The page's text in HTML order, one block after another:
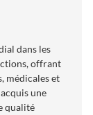
dans les
offrant
médicales et
une
qualité